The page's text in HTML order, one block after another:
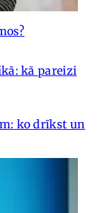
kā pareizi
ko drīkst un